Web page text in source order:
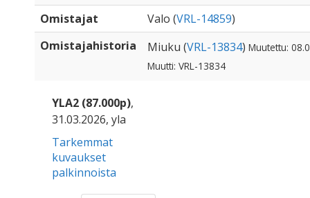
Omistajat
Valo (VRL-14859)
Omistajahistoria
Miuku (VRL-13834) Muutettu:
Muutti: VRL-13834
YLA2 (87.000p),
31.03.2026, yla
Tarkemmat
kuvaukset
palkinnoista